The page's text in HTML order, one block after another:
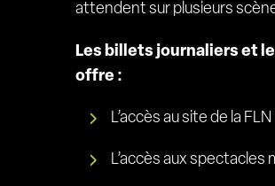
attendent sur plusieurs
Les billets journaliers et
offre :
L’accès au site de la FLN
L’accès aux spectacles